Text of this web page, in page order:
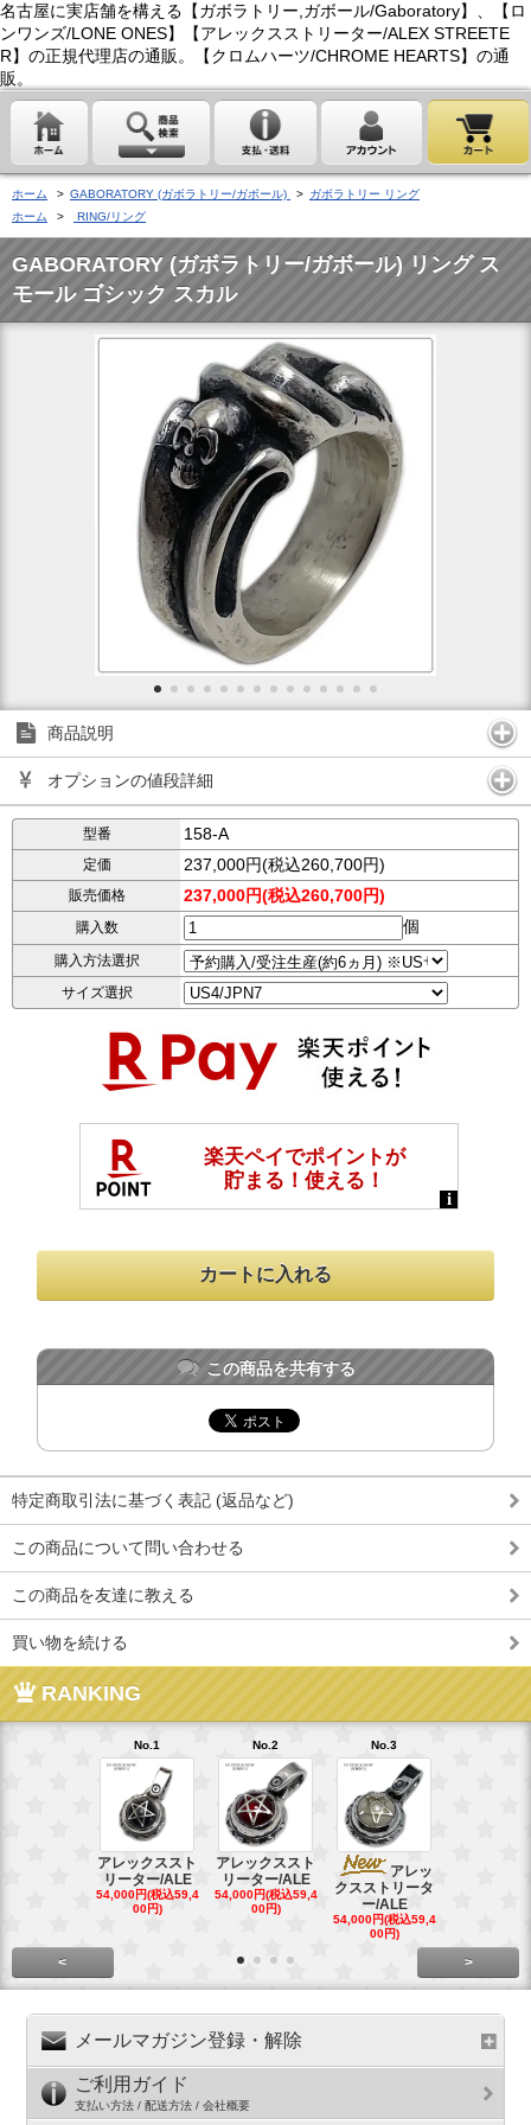
名古屋に実店舗を構える【ガボラトリー,ガボール/Gaboratory】、【ロ
ンワンズ/LONE ONES】【アレックスストリーター/ALEX STREETE
R】の正規代理店の通販。【クロムハーツ/CHROME HEARTS】の通
販。
ホーム > GABORATORY (ガボラトリー/ガボール) > ガボラトリー リング
ホーム
> RING/リング
GABORATORY (ガボラトリー/ガボール) リング ス
モール ゴシック スカル
商品説明
オプションの値段詳細
型番 158-A
定価 237,000円(税込260,700円)
販売価格 237,000円(税込260,700円)
購入数 個
購入方法選択
サイズ選択
この商品を共有する
特定商取引法に基づく表記 (返品など)
この商品について問い合わせる
この商品を友達に教える
買い物を続ける
RANKING
No.1
アレックススト
リーター/ALE
54,000円(税込59,4
00円)
No.2
アレックススト
リーター/ALE
54,000円(税込59,4
00円)
No.3
アレッ
クスストリータ
ー/ALE
54,000円(税込59,4
00円)
< >
メールマガジン登録・解除
ご利用ガイド
支払い方法 / 配送方法 / 会社概要